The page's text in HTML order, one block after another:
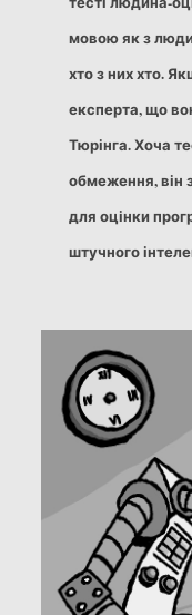
мовою як з
хто з них хто.
експерта, що
Тюрінга. Хоча
обмеження, він
для оцінки
штучного